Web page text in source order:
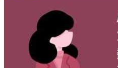
物理组：（本科批）最低
2025年牡丹江医科大学在重庆
1、医学检验技术，最低